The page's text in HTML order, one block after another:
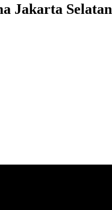
Jakarta Selatan